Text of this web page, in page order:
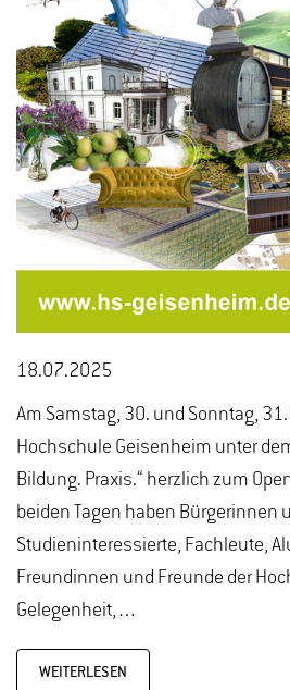
18.07.2025
Am Samstag, 30. und Sonntag,
Hochschule Geisenheim unter
Bildung. Praxis.“ herzlich zum
beiden Tagen haben Bürgerinnen
Studieninteressierte, Fachleute,
Freundinnen und Freunde der
Gelegenheit,…
WEITERLESEN